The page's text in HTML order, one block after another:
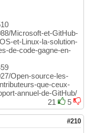
Microsoft-et-GitHub-
et-Linux-la-solution-
de-code-gagne-en-
Open-source-les-
que-ceux-
annuel-de-GitHub/
21
5
#210